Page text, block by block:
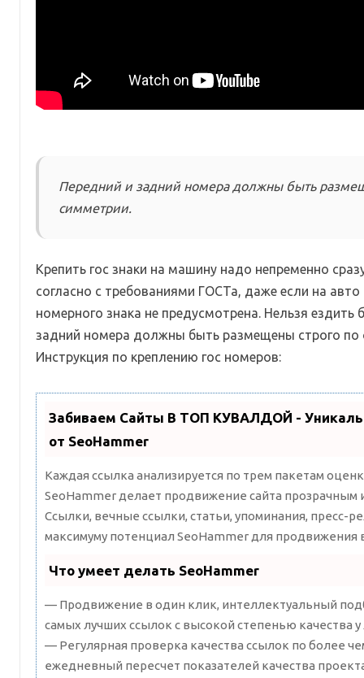
Передний и задний номера должны быть
симметрии.
Крепить гос знаки на машину надо непременно
согласно с требованиями ГОСТа, даже если на авто
номерного знака не предусмотрена. Нельзя ездить
задний номера должны быть размещены строго по
Инструкция по креплению гос номеров:
Забиваем Сайты В ТОП КУВАЛДОЙ -
от SeoHammer
Каждая ссылка анализируется по трем пакетам
SeoHammer делает продвижение сайта прозрачным
Ссылки, вечные ссылки, статьи, упоминания, пресс-
максимуму потенциал SeoHammer для продвижения
Что умеет делать SeoHammer
— Продвижение в один клик, интеллектуальный
самых лучших ссылок с высокой степенью качества
— Регулярная проверка качества ссылок по более
ежедневный пересчет показателей качества